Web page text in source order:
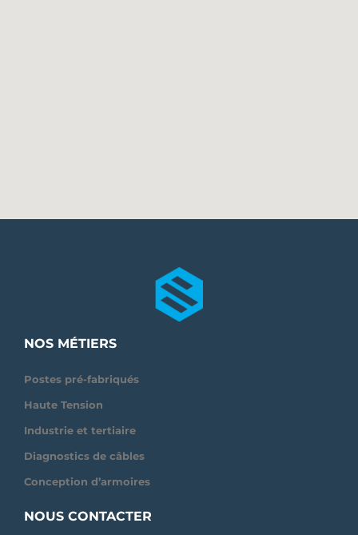
NOS MÉTIERS
Postes pré-fabriqués
Haute Tension
Industrie et tertiaire
Diagnostics de câbles
Conception d’armoires
NOUS CONTACTER